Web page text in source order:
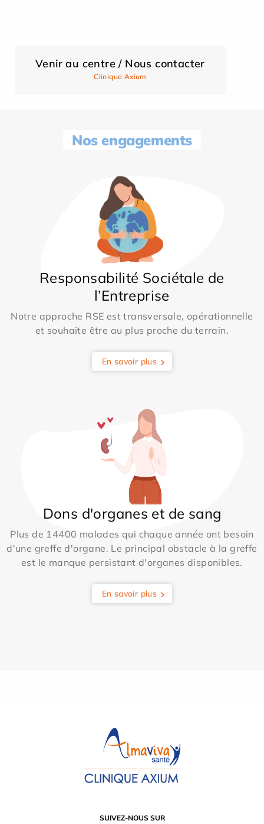
Venir au centre / Nous contacter
Clinique Axium
Nos engagements
Responsabilité Sociétale de
l’Entreprise
Notre approche RSE est transversale, opérationnelle
et souhaite être au plus proche du terrain.
En savoir plus
Dons d'organes et de sang
Plus de 14400 malades qui chaque année ont besoin
d'une greffe d'organe. Le principal obstacle à la greffe
est le manque persistant d'organes disponibles.
En savoir plus
SUIVEZ-NOUS SUR